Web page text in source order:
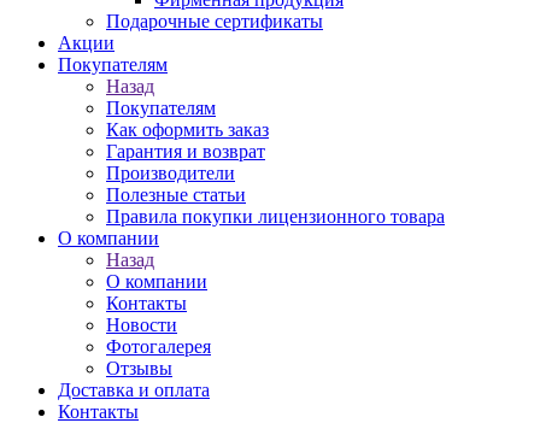
Подарочные сертификаты
Акции
Покупателям
Назад
Покупателям
Как оформить заказ
Гарантия и возврат
Производители
Полезные статьи
Правила покупки лицензионного товара
О компании
Назад
О компании
Контакты
Новости
Фотогалерея
Отзывы
Доставка и оплата
Контакты